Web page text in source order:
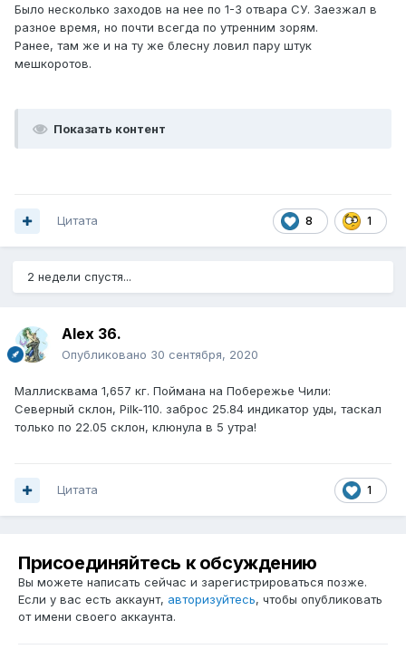
Было несколько заходов на нее по 1-3 отвара СУ. Заезжал в
разное время, но почти всегда по утренним зорям.
Ранее, там же и на ту же блесну ловил пару штук
мешкоротов.
Показать контент
8 1
Цитата
2 недели спустя...
Alex 36.
Опубликовано 30 сентября, 2020
Маллисквама 1,657 кг. Поймана на Побережье Чили:
Северный склон, Pilk-110. заброс 25.84 индикатор уды, таскал
только по 22.05 склон, клюнула в 5 утра!
1
Цитата
Присоединяйтесь к обсуждению
Вы можете написать сейчас и зарегистрироваться позже.
Если у вас есть аккаунт, авторизуйтесь, чтобы опубликовать
от имени своего аккаунта.